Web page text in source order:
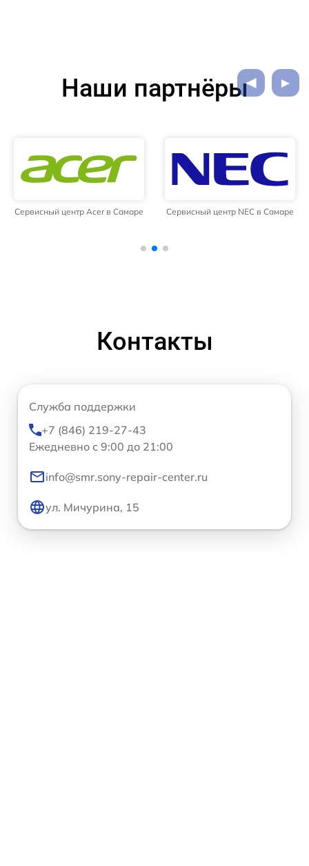
Наши партнёры
Сервисный центр Acer в Самаре Сервисный центр NEC в Самаре
Контакты
Служба поддержки
+7 (846) 219-27-43
Ежедневно с 9:00 до 21:00
info@smr.sony-repair-center.ru
ул. Мичурина, 15